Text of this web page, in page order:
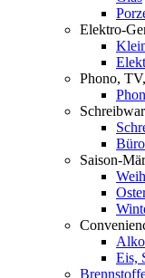
Elektro-
Phono,
Saison-
Eis,